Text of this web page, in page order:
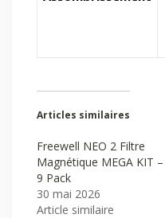
Articles similaires
Freewell NEO 2 Filtre
Magnétique MEGA KIT –
9 Pack
30 mai 2026
Article similaire